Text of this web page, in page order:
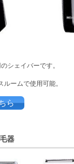
シェイバーです。
ームで使用可能。
ら
器